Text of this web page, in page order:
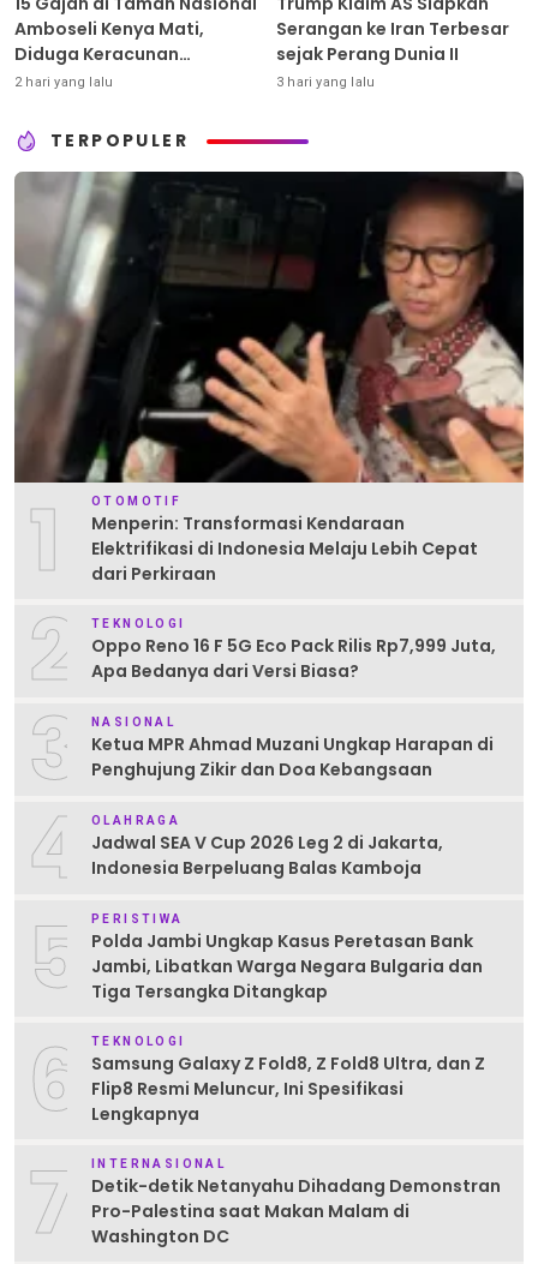
Amboseli Kenya Mati,
Diduga Keracunan
Pestisida
2 hari yang lalu
Serangan ke Iran Terbesar
sejak Perang Dunia II
3 hari yang lalu
TERPOPULER
1 OTOMOTIF
Menperin: Transformasi Kendaraan
Elektrifikasi di Indonesia Melaju Lebih Cepat
dari Perkiraan
2 TEKNOLOGI
Oppo Reno 16 F 5G Eco Pack Rilis Rp7,999 Juta,
Apa Bedanya dari Versi Biasa?
3 NASIONAL
Ketua MPR Ahmad Muzani Ungkap Harapan di
Penghujung Zikir dan Doa Kebangsaan
4 OLAHRAGA
Jadwal SEA V Cup 2026 Leg 2 di Jakarta,
Indonesia Berpeluang Balas Kamboja
5 PERISTIWA
Polda Jambi Ungkap Kasus Peretasan Bank
Jambi, Libatkan Warga Negara Bulgaria dan
Tiga Tersangka Ditangkap
6 TEKNOLOGI
Samsung Galaxy Z Fold8, Z Fold8 Ultra, dan Z
Flip8 Resmi Meluncur, Ini Spesifikasi
Lengkapnya
7 INTERNASIONAL
Detik-detik Netanyahu Dihadang Demonstran
Pro-Palestina saat Makan Malam di
Washington DC